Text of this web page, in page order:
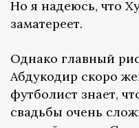
Но я надеюсь, что
заматереет.
Однако главный
Абдукодир скоро
футболист знает,
свадьбы очень